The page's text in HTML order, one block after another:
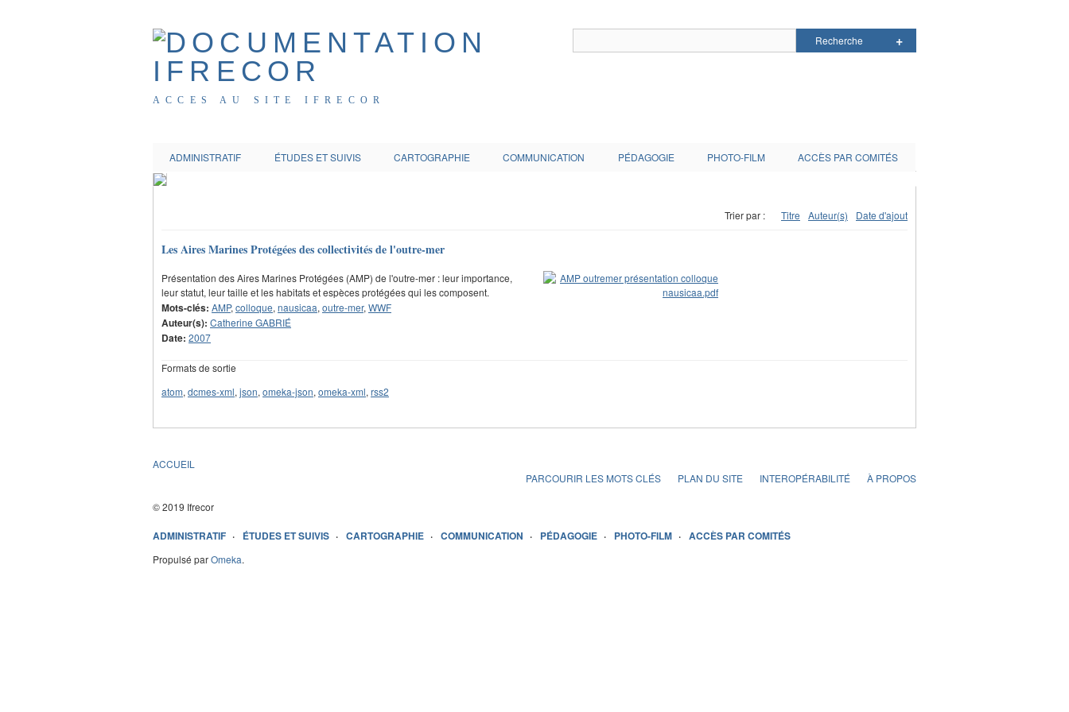
ACCES AU SITE IFRECOR
ADMINISTRATIF ÉTUDES ET SUIVIS CARTOGRAPHIE COMMUNICATION PÉDAGOGIE PHOTO-FILM ACCÈS PAR COMITÉS
Trier par : Titre Auteur(s) Date d'ajout
Les Aires Marines Protégées des collectivités de l'outre-mer
Présentation des Aires Marines Protégées (AMP) de l'outre-mer : leur importance,
leur statut, leur taille et les habitats et espèces protégées qui les composent.
Mots-clés: AMP, colloque, nausicaa, outre-mer, WWF
Auteur(s): Catherine GABRIÉ
Date: 2007
Formats de sortie
atom, dcmes-xml, json, omeka-json, omeka-xml, rss2
ACCUEIL
PARCOURIR LES MOTS CLÉS
PLAN DU SITE INTEROPÉRABILITÉ À PROPOS
© 2019 Ifrecor
ADMINISTRATIF ÉTUDES ET SUIVIS CARTOGRAPHIE COMMUNICATION PÉDAGOGIE PHOTO-FILM ACCÈS PAR COMITÉS
Propulsé parOmeka.